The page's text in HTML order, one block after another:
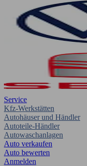
Service
Kfz-Werkstätten
Autohäuser und Händler
Autoteile-Händler
Autowaschanlagen
Auto verkaufen
Auto bewerten
Anmelden